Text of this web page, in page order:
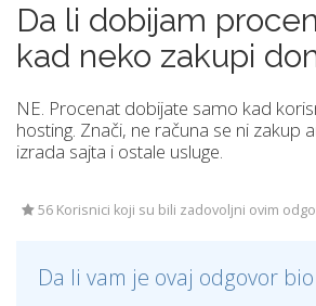
Da li dobijam
kad neko zakupi
NE. Procenat dobijate samo kad
hosting. Znači, ne računa se ni zakup
izrada sajta i ostale usluge.
56 Korisnici koji su bili zadovoljni ovim
Da li vam je ovaj odgovor